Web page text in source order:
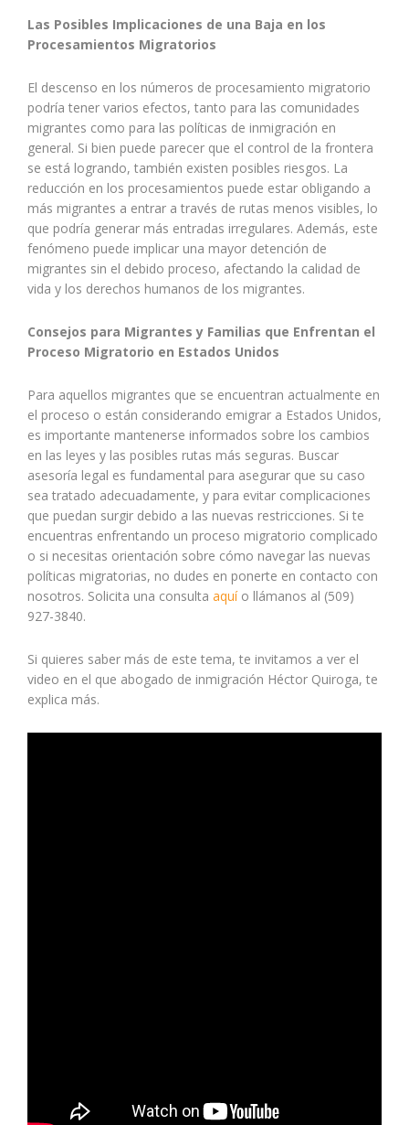
Las Posibles Implicaciones de una Baja en los
Procesamientos Migratorios
El descenso en los números de procesamiento migratorio
podría tener varios efectos, tanto para las comunidades
migrantes como para las políticas de inmigración en
general. Si bien puede parecer que el control de la frontera
se está logrando, también existen posibles riesgos. La
reducción en los procesamientos puede estar obligando a
más migrantes a entrar a través de rutas menos visibles, lo
que podría generar más entradas irregulares. Además, este
fenómeno puede implicar una mayor detención de
migrantes sin el debido proceso, afectando la calidad de
vida y los derechos humanos de los migrantes.
Consejos para Migrantes y Familias que Enfrentan el
Proceso Migratorio en Estados Unidos
Para aquellos migrantes que se encuentran actualmente en
el proceso o están considerando emigrar a Estados Unidos,
es importante mantenerse informados sobre los cambios
en las leyes y las posibles rutas más seguras. Buscar
asesoría legal es fundamental para asegurar que su caso
sea tratado adecuadamente, y para evitar complicaciones
que puedan surgir debido a las nuevas restricciones. Si te
encuentras enfrentando un proceso migratorio complicado
o si necesitas orientación sobre cómo navegar las nuevas
políticas migratorias, no dudes en ponerte en contacto con
nosotros. Solicita una consulta aquío llámanos al (509)
927-3840.
Si quieres saber más de este tema, te invitamos a ver el
video en el que abogado de inmigración Héctor Quiroga, te
explica más.